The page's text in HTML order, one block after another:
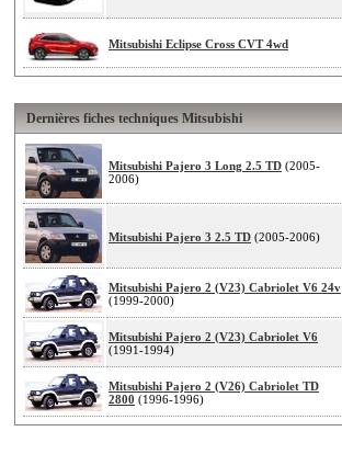
Mitsubishi Eclipse Cross CVT 4wd
Dernières fiches techniques Mitsubishi
Mitsubishi Pajero 3 Long 2.5 TD (2005-
2006)
Mitsubishi Pajero 3 2.5 TD (2005-2006)
Mitsubishi Pajero 2 (V23) Cabriolet V6 24v
(1999-2000)
Mitsubishi Pajero 2 (V23) Cabriolet V6
(1991-1994)
Mitsubishi Pajero 2 (V26) Cabriolet TD
2800 (1996-1996)